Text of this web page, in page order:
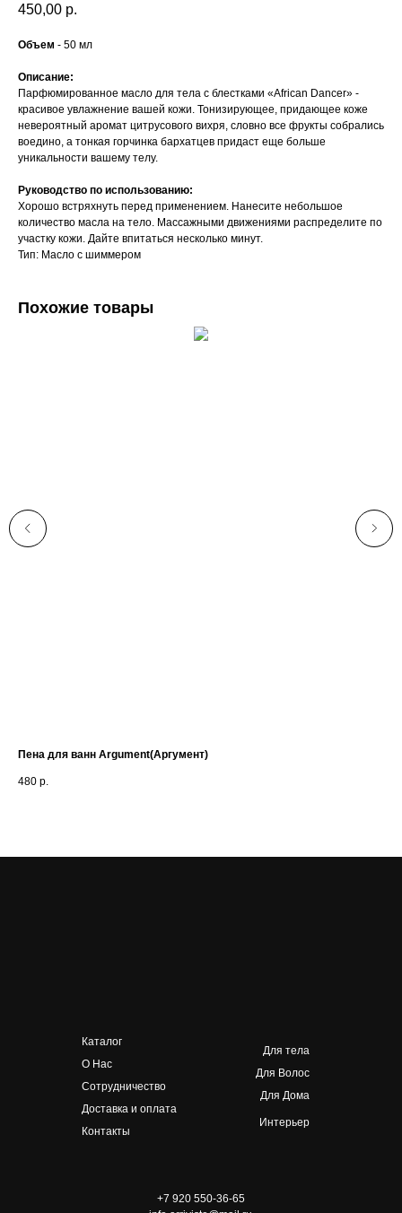
450,00 р.
Объем - 50 мл
Описание:
Парфюмированное масло для тела с блестками «African Dancer» -
красивое увлажнение вашей кожи. Тонизирующее, придающее коже
невероятный аромат цитрусового вихря, словно все фрукты собрались
воедино, а тонкая горчинка бархатцев придаст еще больше
уникальности вашему телу.
Руководство по использованию:
Хорошо встряхнуть перед применением. Нанесите небольшое
количество масла на тело. Массажными движениями распределите по
участку кожи. Дайте впитаться несколько минут.
Тип: Масло с шиммером
Похожие товары
Пена для ванн Argument(Аргумент)
480 р.
+7 920 550-36-65
Для тела
Для Волос
Для Дома
Интерьер
Каталог
О Нас
Сотрудничество
Доставка и оплата
Контакты